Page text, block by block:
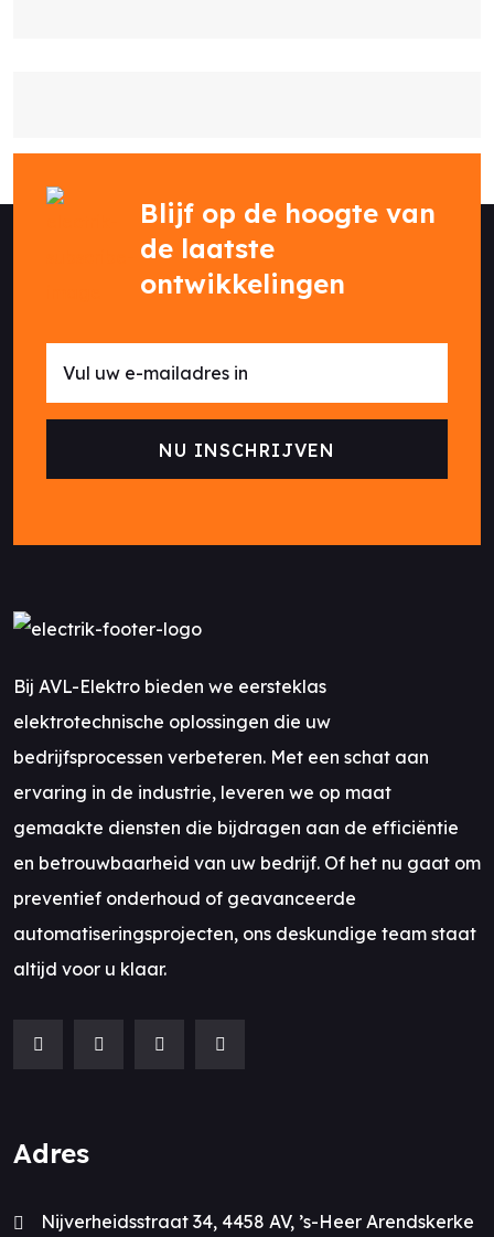
Blijf op de hoogte van
de laatste
ontwikkelingen
Bij AVL-Elektro bieden we eersteklas
elektrotechnische oplossingen die uw
bedrijfsprocessen verbeteren. Met een schat aan
ervaring in de industrie, leveren we op maat
gemaakte diensten die bijdragen aan de efficiëntie
en betrouwbaarheid van uw bedrijf. Of het nu gaat om
preventief onderhoud of geavanceerde
automatiseringsprojecten, ons deskundige team staat
altijd voor u klaar.
Adres
Nijverheidsstraat 34, 4458 AV, ’s-Heer Arendskerke